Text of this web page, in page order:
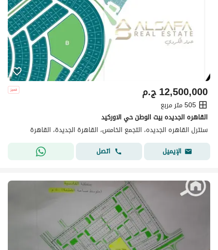
ج.م12,500,000
505 متر مربع
القاهره الجديده بيت الوطن حي الاوركيد
سنترل القاهره الجديده، التجمع الخامس، القاهرة الجديدة، القاهرة
الإيميل
اتصل